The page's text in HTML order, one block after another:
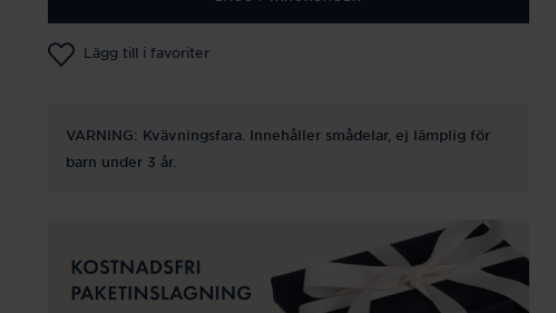
Lägg till i favoriter
VARNING: Kvävningsfara. Innehåller smådelar, ej lämplig för
barn under 3 år.